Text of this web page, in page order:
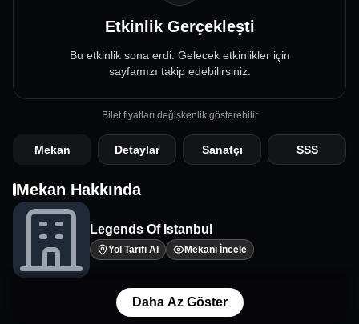
Etkinlik Gerçekleşti
Bu etkinlik sona erdi. Gelecek etkinlikler için
sayfamızı takip edebilirsiniz.
Bilet fiyatları değişkenlik gösterebilir
Mekan Detaylar Sanatçı SSS
Mekan Hakkında
Legends Of Istanbul
Yol Tarifi Al Mekanı İncele
Daha Az Göster